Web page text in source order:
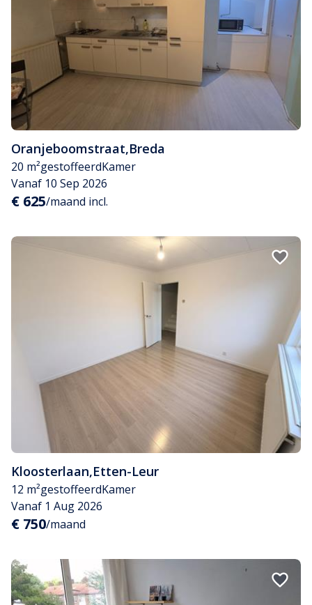
Oranjeboomstraat,Breda
20 m²gestoffeerdKamer
Vanaf 10 Sep 2026
€ 625/maand incl.
Kloosterlaan,Etten-Leur
12 m²gestoffeerdKamer
Vanaf 1 Aug 2026
€ 750/maand